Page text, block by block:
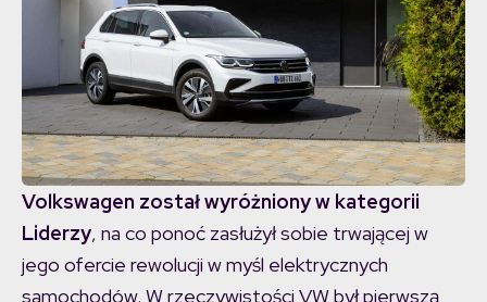
Volkswagen został wyróżniony w kategorii
Liderzy, na co ponoć zasłużył sobie trwającej w
jego ofercie rewolucji w myśl elektrycznych
samochodów. W rzeczywistości VW był pierwszą